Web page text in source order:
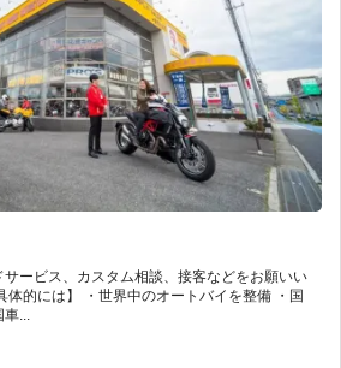
サービス、カスタム相談、接客などをお願いい
体的には】 ・世界中のオートバイを整備 ・国
...